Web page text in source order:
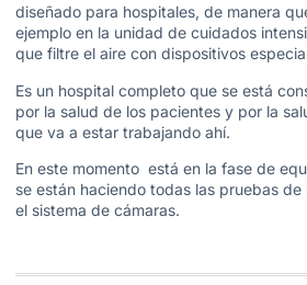
diseñado para hospitales, de manera
ejemplo en la unidad de cuidados
que filtre el aire con dispositivos
Es un hospital completo que se está
por la salud de los pacientes y por la
que va a estar trabajando ahí.
En este momento está en la fase de
se están haciendo todas las pruebas
el sistema de cámaras.